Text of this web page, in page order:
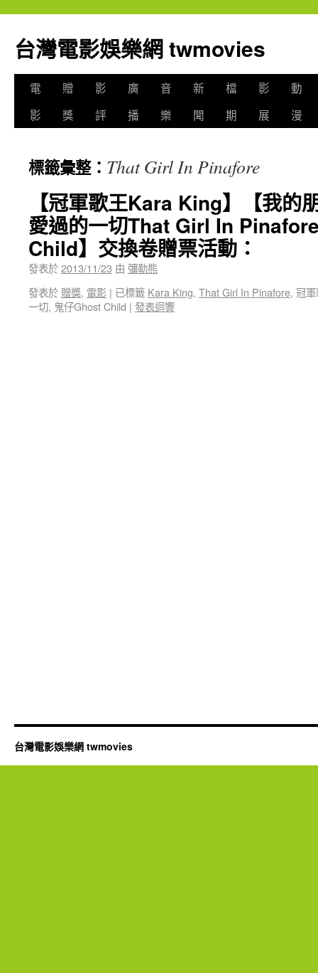
台灣電影娛樂網 twmovies
電
影
贈
獎
影
評
廣
播
音
樂
新
聞
檔
期
影
展
動
漫
標籤彙整： That Girl In Pinafore
【冠軍歌王Kara King】【我的
愛過的一切That Girl In
Child】交換卷贈票活動：
發表於2013/11/23 由 彌勒熊
發表於 贈獎, 電影 | 已標籤 Kara King, That Girl In Pinafore, 冠
一切, 鬼仔Ghost Child | 發表迴響
台灣電影娛樂網 twmovies